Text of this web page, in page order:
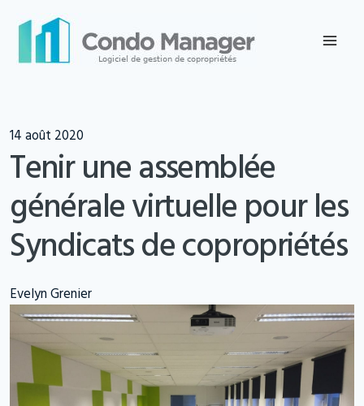
content
14 août 2020
Tenir une assemblée
générale virtuelle pour les
Syndicats de copropriétés
Evelyn Grenier